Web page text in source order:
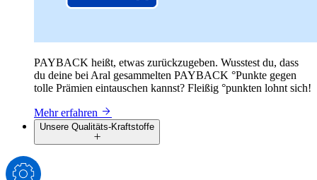
PAYBACK heißt, etwas zurückzugeben. Wusstest du, dass
du deine bei Aral gesammelten PAYBACK °Punkte gegen
tolle Prämien eintauschen kannst? Fleißig °punkten lohnt sich!
Mehr erfahren
Unsere Qualitäts-Kraftstoffe